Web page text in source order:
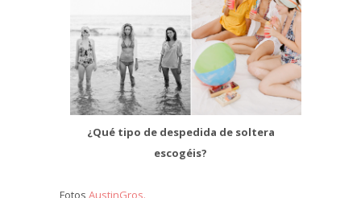
¿Qué tipo de despedida de soltera
escogéis?
Fotos AustinGros.